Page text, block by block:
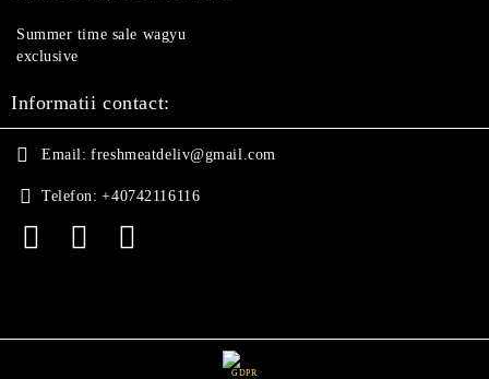
Summer time sale wagyu
exclusive
Informatii contact:
Email: freshmeatdeliv@gmail.com
Telefon: +40742116116
GDPR